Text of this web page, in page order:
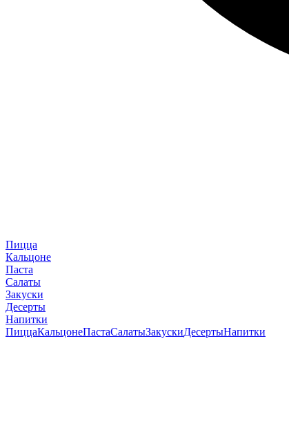
Пицца
Кальцоне
Паста
Салаты
Закуски
Десерты
Напитки
ПиццаКальцонеПастаСалатыЗакускиДесертыНапитки